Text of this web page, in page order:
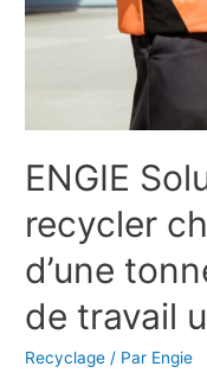
ENGIE
recycler
d’une
de travail
Recyclage / Par Engie